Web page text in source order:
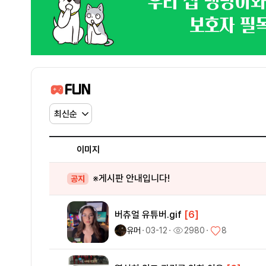
FUN
이미지
공지 ※게시판 안내입니다!
버츄얼 유튜버.gif [6]
유머 ㆍ03-12ㆍ 2980ㆍ 8